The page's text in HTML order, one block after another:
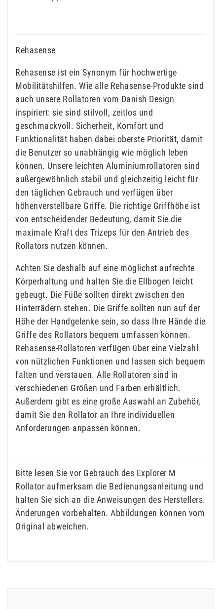
Rehasense
Rehasense ist ein Synonym für hochwertige
Mobilitätshilfen. Wie alle Rehasense-Produkte sind
auch unsere Rollatoren vom Danish Design
inspiriert: sie sind stilvoll, zeitlos und
geschmackvoll. Sicherheit, Komfort und
Funktionalität haben dabei oberste Priorität, damit
die Benutzer so unabhängig wie möglich leben
können. Unsere leichten Aluminiumrollatoren sind
außergewöhnlich stabil und gleichzeitig leicht für
den täglichen Gebrauch und verfügen über
höhenverstellbare Griffe. Die richtige Griffhöhe ist
von entscheidender Bedeutung, damit Sie die
maximale Kraft des Trizeps für den Antrieb des
Rollators nutzen können.
Achten Sie deshalb auf eine möglichst aufrechte
Körperhaltung und halten Sie die Ellbogen leicht
gebeugt. Die Füße sollten direkt zwischen den
Hinterrädern stehen. Die Griffe sollten nun auf der
Höhe der Handgelenke sein, so dass Ihre Hände die
Griffe des Rollators bequem umfassen können.
Rehasense-Rollatoren verfügen über eine Vielzahl
von nützlichen Funktionen und lassen sich bequem
falten und verstauen. Alle Rollatoren sind in
verschiedenen Größen und Farben erhältlich.
Außerdem gibt es eine große Auswahl an Zubehör,
damit Sie den Rollator an Ihre individuellen
Anforderungen anpassen können.
Bitte lesen Sie vor Gebrauch des Explorer M
Rollator aufmerksam die Bedienungsanleitung und
halten Sie sich an die Anweisungen des Herstellers.
Änderungen vorbehalten. Abbildungen können vom
Original abweichen.